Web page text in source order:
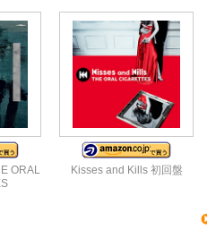
ORAL
Kisses and Kills 初回盤